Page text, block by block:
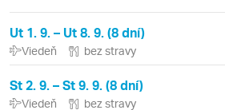
Ut 1. 9. – Ut 8. 9. (8 dní)
Viedeň bez stravy
St 2. 9. – St 9. 9. (8 dní)
Viedeň bez stravy